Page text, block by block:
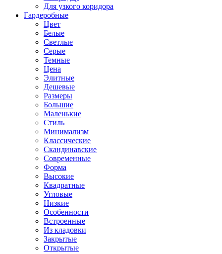
Для узкого коридора
Гардеробные
Цвет
Белые
Светлые
Серые
Темные
Цена
Элитные
Дешевые
Размеры
Большие
Маленькие
Стиль
Минимализм
Классические
Скандинавские
Современные
Форма
Высокие
Квадратные
Угловые
Низкие
Особенности
Встроенные
Из кладовки
Закрытые
Открытые